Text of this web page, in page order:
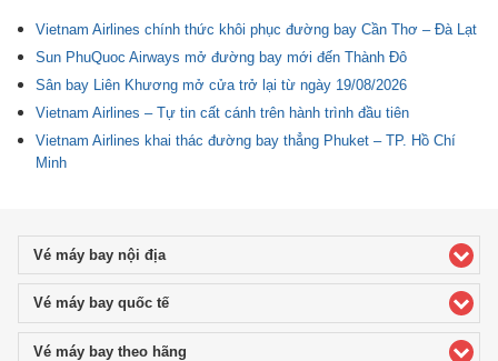
Vietnam Airlines chính thức khôi phục đường bay Cần Thơ – Đà Lạt
Sun PhuQuoc Airways mở đường bay mới đến Thành Đô
Sân bay Liên Khương mở cửa trở lại từ ngày 19/08/2026
Vietnam Airlines – Tự tin cất cánh trên hành trình đầu tiên
Vietnam Airlines khai thác đường bay thẳng Phuket – TP. Hồ Chí
Minh
Vé máy bay nội địaclick to expand contents
Vé máy bay quốc tếclick to expand contents
Vé máy bay theo hãng